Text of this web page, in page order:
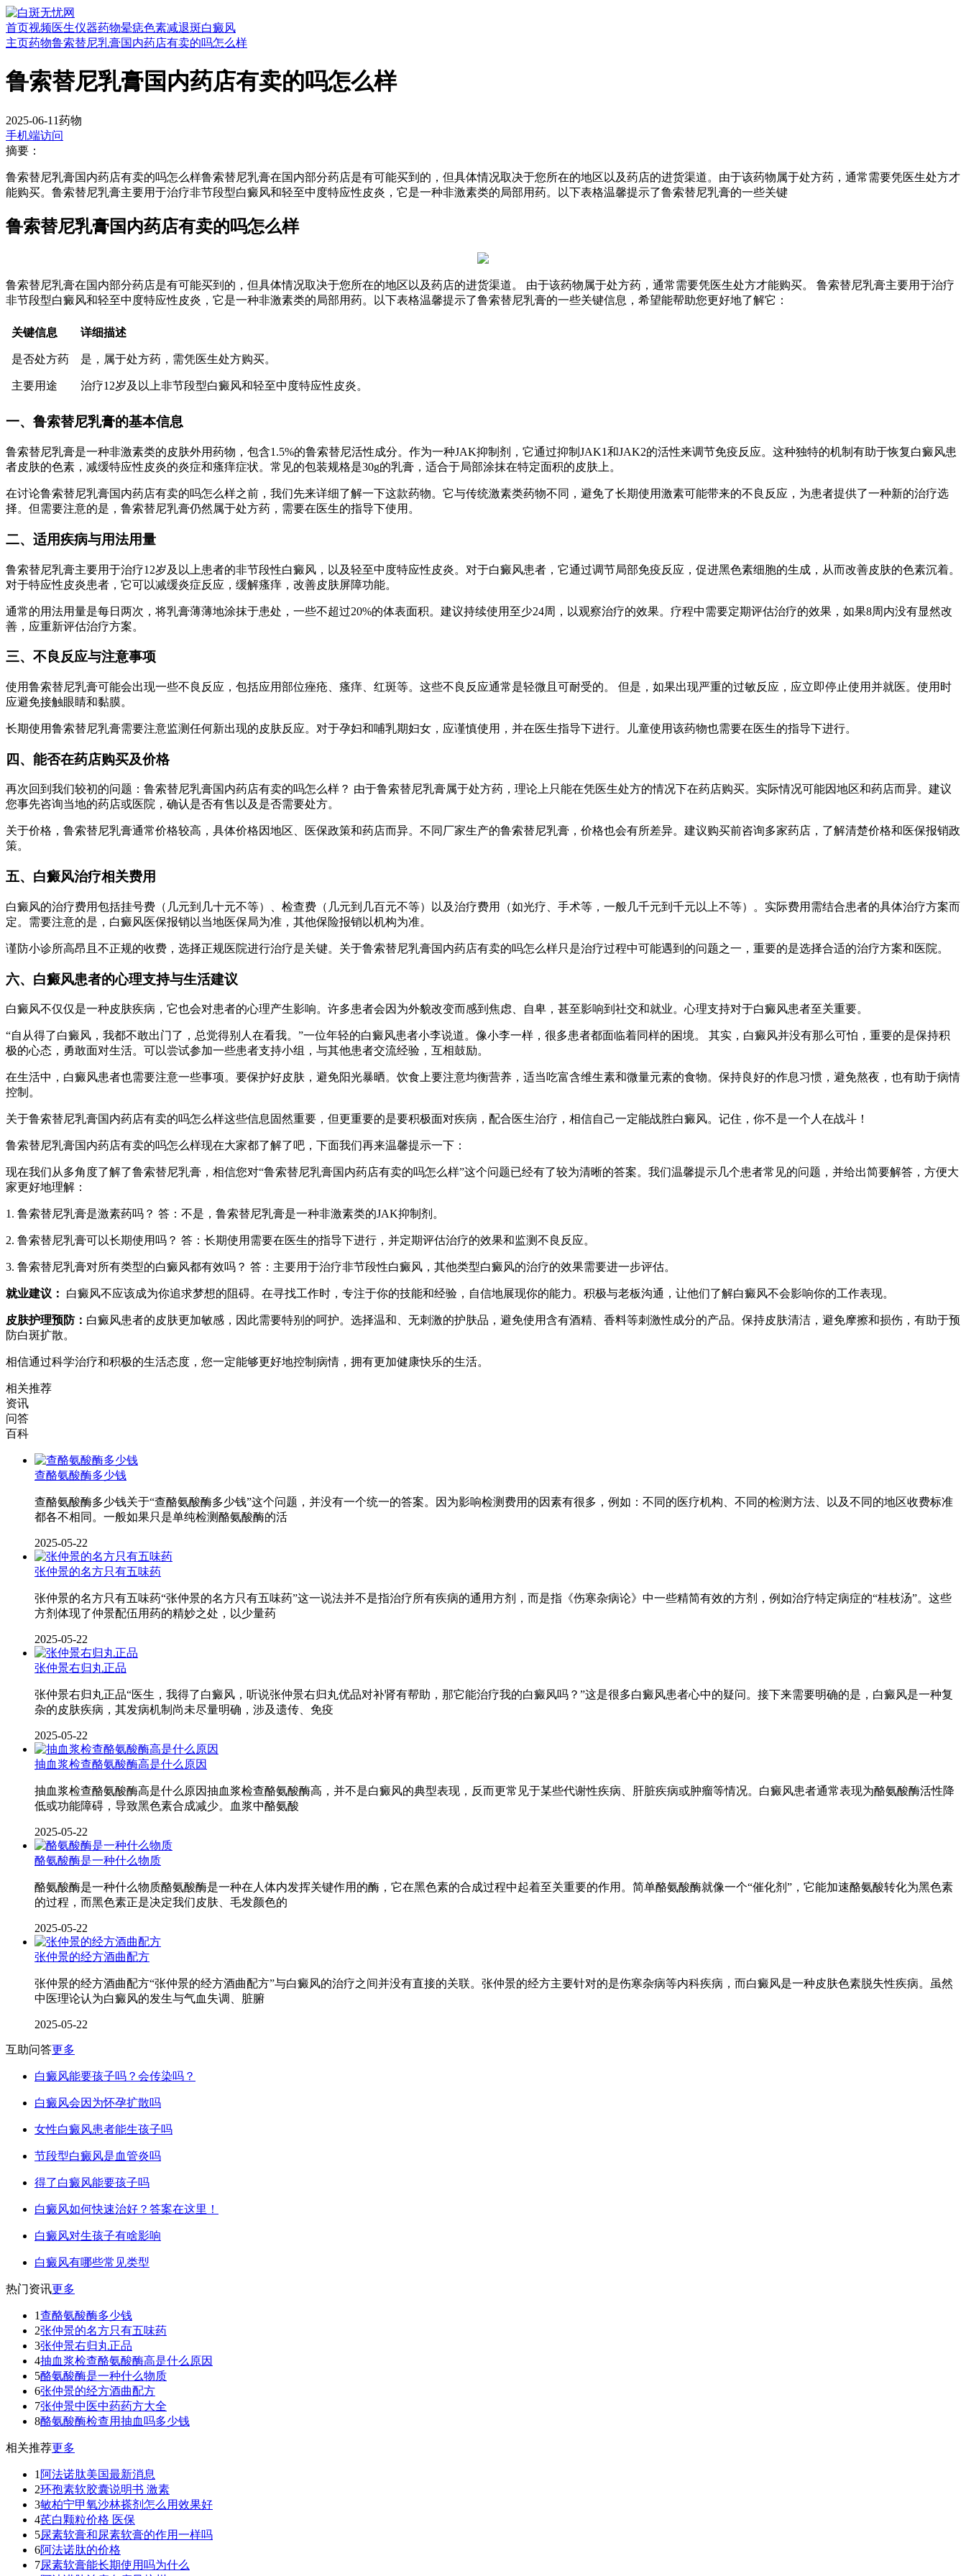
首页视频医生仪器药物晕痣色素减退斑白癜风
主页药物鲁索替尼乳膏国内药店有卖的吗怎么样
鲁索替尼乳膏国内药店有卖的吗怎么样
2025-06-11药物
手机端访问
摘要：
鲁索替尼乳膏国内药店有卖的吗怎么样鲁索替尼乳膏在国内部分药店是有可能买到的，但具体情况取决于您所在的地区以及药店的进货渠道。由于该药物属于处方药，通常需要凭医生处方才
能购买。鲁索替尼乳膏主要用于治疗非节段型白癜风和轻至中度特应性皮炎，它是一种非激素类的局部用药。以下表格温馨提示了鲁索替尼乳膏的一些关键
鲁索替尼乳膏国内药店有卖的吗怎么样
鲁索替尼乳膏在国内部分药店是有可能买到的，但具体情况取决于您所在的地区以及药店的进货渠道。 由于该药物属于处方药，通常需要凭医生处方才能购买。 鲁索替尼乳膏主要用于治疗
非节段型白癜风和轻至中度特应性皮炎，它是一种非激素类的局部用药。以下表格温馨提示了鲁索替尼乳膏的一些关键信息，希望能帮助您更好地了解它：
关键信息 详细描述
是否处方药 是，属于处方药，需凭医生处方购买。
主要用途 治疗12岁及以上非节段型白癜风和轻至中度特应性皮炎。
一、鲁索替尼乳膏的基本信息
鲁索替尼乳膏是一种非激素类的皮肤外用药物，包含1.5%的鲁索替尼活性成分。作为一种JAK抑制剂，它通过抑制JAK1和JAK2的活性来调节免疫反应。这种独特的机制有助于恢复白癜风患
者皮肤的色素，减缓特应性皮炎的炎症和瘙痒症状。常见的包装规格是30g的乳膏，适合于局部涂抹在特定面积的皮肤上。
在讨论鲁索替尼乳膏国内药店有卖的吗怎么样之前，我们先来详细了解一下这款药物。它与传统激素类药物不同，避免了长期使用激素可能带来的不良反应，为患者提供了一种新的治疗选
择。但需要注意的是，鲁索替尼乳膏仍然属于处方药，需要在医生的指导下使用。
二、适用疾病与用法用量
鲁索替尼乳膏主要用于治疗12岁及以上患者的非节段性白癜风，以及轻至中度特应性皮炎。对于白癜风患者，它通过调节局部免疫反应，促进黑色素细胞的生成，从而改善皮肤的色素沉着。
对于特应性皮炎患者，它可以减缓炎症反应，缓解瘙痒，改善皮肤屏障功能。
通常的用法用量是每日两次，将乳膏薄薄地涂抹于患处，一些不超过20%的体表面积。建议持续使用至少24周，以观察治疗的效果。疗程中需要定期评估治疗的效果，如果8周内没有显然改
善，应重新评估治疗方案。
三、不良反应与注意事项
使用鲁索替尼乳膏可能会出现一些不良反应，包括应用部位痤疮、瘙痒、红斑等。这些不良反应通常是轻微且可耐受的。 但是，如果出现严重的过敏反应，应立即停止使用并就医。使用时
应避免接触眼睛和黏膜。
长期使用鲁索替尼乳膏需要注意监测任何新出现的皮肤反应。对于孕妇和哺乳期妇女，应谨慎使用，并在医生指导下进行。儿童使用该药物也需要在医生的指导下进行。
四、能否在药店购买及价格
再次回到我们较初的问题：鲁索替尼乳膏国内药店有卖的吗怎么样？ 由于鲁索替尼乳膏属于处方药，理论上只能在凭医生处方的情况下在药店购买。实际情况可能因地区和药店而异。建议
您事先咨询当地的药店或医院，确认是否有售以及是否需要处方。
关于价格，鲁索替尼乳膏通常价格较高，具体价格因地区、医保政策和药店而异。不同厂家生产的鲁索替尼乳膏，价格也会有所差异。建议购买前咨询多家药店，了解清楚价格和医保报销政
策。
五、白癜风治疗相关费用
白癜风的治疗费用包括挂号费（几元到几十元不等）、检查费（几元到几百元不等）以及治疗费用（如光疗、手术等，一般几千元到千元以上不等）。实际费用需结合患者的具体治疗方案而
定。需要注意的是，白癜风医保报销以当地医保局为准，其他保险报销以机构为准。
谨防小诊所高昂且不正规的收费，选择正规医院进行治疗是关键。关于鲁索替尼乳膏国内药店有卖的吗怎么样只是治疗过程中可能遇到的问题之一，重要的是选择合适的治疗方案和医院。
六、白癜风患者的心理支持与生活建议
白癜风不仅仅是一种皮肤疾病，它也会对患者的心理产生影响。许多患者会因为外貌改变而感到焦虑、自卑，甚至影响到社交和就业。心理支持对于白癜风患者至关重要。
“自从得了白癜风，我都不敢出门了，总觉得别人在看我。”一位年轻的白癜风患者小李说道。像小李一样，很多患者都面临着同样的困境。 其实，白癜风并没有那么可怕，重要的是保持积
极的心态，勇敢面对生活。可以尝试参加一些患者支持小组，与其他患者交流经验，互相鼓励。
在生活中，白癜风患者也需要注意一些事项。要保护好皮肤，避免阳光暴晒。饮食上要注意均衡营养，适当吃富含维生素和微量元素的食物。保持良好的作息习惯，避免熬夜，也有助于病情
控制。
关于鲁索替尼乳膏国内药店有卖的吗怎么样这些信息固然重要，但更重要的是要积极面对疾病，配合医生治疗，相信自己一定能战胜白癜风。记住，你不是一个人在战斗！
鲁索替尼乳膏国内药店有卖的吗怎么样现在大家都了解了吧，下面我们再来温馨提示一下：
现在我们从多角度了解了鲁索替尼乳膏，相信您对“鲁索替尼乳膏国内药店有卖的吗怎么样”这个问题已经有了较为清晰的答案。我们温馨提示几个患者常见的问题，并给出简要解答，方便大
家更好地理解：
1. 鲁索替尼乳膏是激素药吗？ 答：不是，鲁索替尼乳膏是一种非激素类的JAK抑制剂。
2. 鲁索替尼乳膏可以长期使用吗？ 答：长期使用需要在医生的指导下进行，并定期评估治疗的效果和监测不良反应。
3. 鲁索替尼乳膏对所有类型的白癜风都有效吗？ 答：主要用于治疗非节段性白癜风，其他类型白癜风的治疗的效果需要进一步评估。
就业建议： 白癜风不应该成为你追求梦想的阻碍。在寻找工作时，专注于你的技能和经验，自信地展现你的能力。积极与老板沟通，让他们了解白癜风不会影响你的工作表现。
皮肤护理预防： 白癜风患者的皮肤更加敏感，因此需要特别的呵护。选择温和、无刺激的护肤品，避免使用含有酒精、香料等刺激性成分的产品。保持皮肤清洁，避免摩擦和损伤，有助于预
防白斑扩散。
相信通过科学治疗和积极的生活态度，您一定能够更好地控制病情，拥有更加健康快乐的生活。
相关推荐
资讯
问答
百科
查酪氨酸酶多少钱
查酪氨酸酶多少钱关于“查酪氨酸酶多少钱”这个问题，并没有一个统一的答案。因为影响检测费用的因素有很多，例如：不同的医疗机构、不同的检测方法、以及不同的地区收费标准
都各不相同。一般如果只是单纯检测酪氨酸酶的活
2025-05-22
张仲景的名方只有五味药
张仲景的名方只有五味药“张仲景的名方只有五味药”这一说法并不是指治疗所有疾病的通用方剂，而是指《伤寒杂病论》中一些精简有效的方剂，例如治疗特定病症的“桂枝汤”。这些
方剂体现了仲景配伍用药的精妙之处，以少量药
2025-05-22
张仲景右归丸正品
张仲景右归丸正品“医生，我得了白癜风，听说张仲景右归丸优品对补肾有帮助，那它能治疗我的白癜风吗？”这是很多白癜风患者心中的疑问。接下来需要明确的是，白癜风是一种复
杂的皮肤疾病，其发病机制尚未尽量明确，涉及遗传、免疫
2025-05-22
抽血浆检查酪氨酸酶高是什么原因
抽血浆检查酪氨酸酶高是什么原因抽血浆检查酪氨酸酶高，并不是白癜风的典型表现，反而更常见于某些代谢性疾病、肝脏疾病或肿瘤等情况。白癜风患者通常表现为酪氨酸酶活性降
低或功能障碍，导致黑色素合成减少。血浆中酪氨酸
2025-05-22
酪氨酸酶是一种什么物质
酪氨酸酶是一种什么物质酪氨酸酶是一种在人体内发挥关键作用的酶，它在黑色素的合成过程中起着至关重要的作用。简单酪氨酸酶就像一个“催化剂”，它能加速酪氨酸转化为黑色素
的过程，而黑色素正是决定我们皮肤、毛发颜色的
2025-05-22
张仲景的经方酒曲配方
张仲景的经方酒曲配方“张仲景的经方酒曲配方”与白癜风的治疗之间并没有直接的关联。张仲景的经方主要针对的是伤寒杂病等内科疾病，而白癜风是一种皮肤色素脱失性疾病。虽然
中医理论认为白癜风的发生与气血失调、脏腑
2025-05-22
互助问答更多
白癜风能要孩子吗？会传染吗？
白癜风会因为怀孕扩散吗
女性白癜风患者能生孩子吗
节段型白癜风是血管炎吗
得了白癜风能要孩子吗
白癜风如何快速治好？答案在这里！
白癜风对生孩子有啥影响
白癜风有哪些常见类型
热门资讯更多
1查酪氨酸酶多少钱
2张仲景的名方只有五味药
3张仲景右归丸正品
4抽血浆检查酪氨酸酶高是什么原因
5酪氨酸酶是一种什么物质
6张仲景的经方酒曲配方
7张仲景中医中药药方大全
8酪氨酸酶检查用抽血吗多少钱
相关推荐更多
1 阿法诺肽美国最新消息
2环孢素软胶囊说明书 激素
3敏柏宁甲氧沙林搽剂怎么用效果好
4芪白颗粒价格 医保
5尿素软膏和尿素软膏的作用一样吗
6阿法诺肽的价格
7尿素软膏能长期使用吗为什么